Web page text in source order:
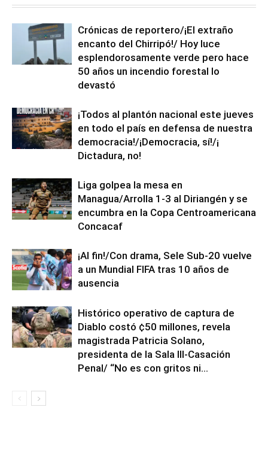
Crónicas de reportero/¡El extraño
encanto del Chirripó!/ Hoy luce
esplendorosamente verde pero hace
50 años un incendio forestal lo
devastó
¡Todos al plantón nacional este jueves
en todo el país en defensa de nuestra
democracia!/¡Democracia, sí!/¡
Dictadura, no!
Liga golpea la mesa en
Managua/Arrolla 1-3 al Diriangén y se
encumbra en la Copa Centroamericana
Concacaf
¡Al fin!/Con drama, Sele Sub-20 vuelve
a un Mundial FIFA tras 10 años de
ausencia
Histórico operativo de captura de
Diablo costó ¢50 millones, revela
magistrada Patricia Solano,
presidenta de la Sala III-Casación
Penal/ “No es con gritos ni...